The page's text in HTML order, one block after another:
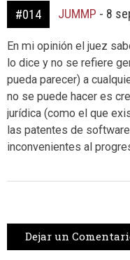
#014 JUMMP - 8
En mi opinión el juez
lo dice y no se refiere
pueda parecer) a
no se puede hacer es
jurídica (como el que
las patentes de
inconvenientes al
Dejar un